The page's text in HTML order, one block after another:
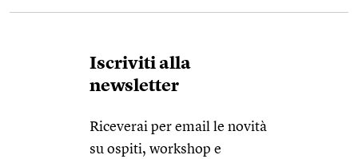
Iscriviti alla
newsletter
Riceverai per email le novità
su ospiti, workshop e